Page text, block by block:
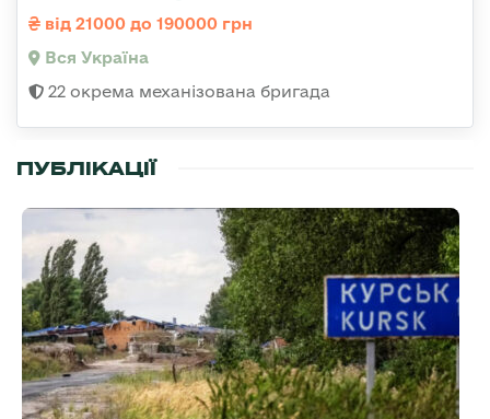
від 21000 до 190000 грн
Вся Україна
22 окрема механізована бригада
ПУБЛІКАЦІЇ